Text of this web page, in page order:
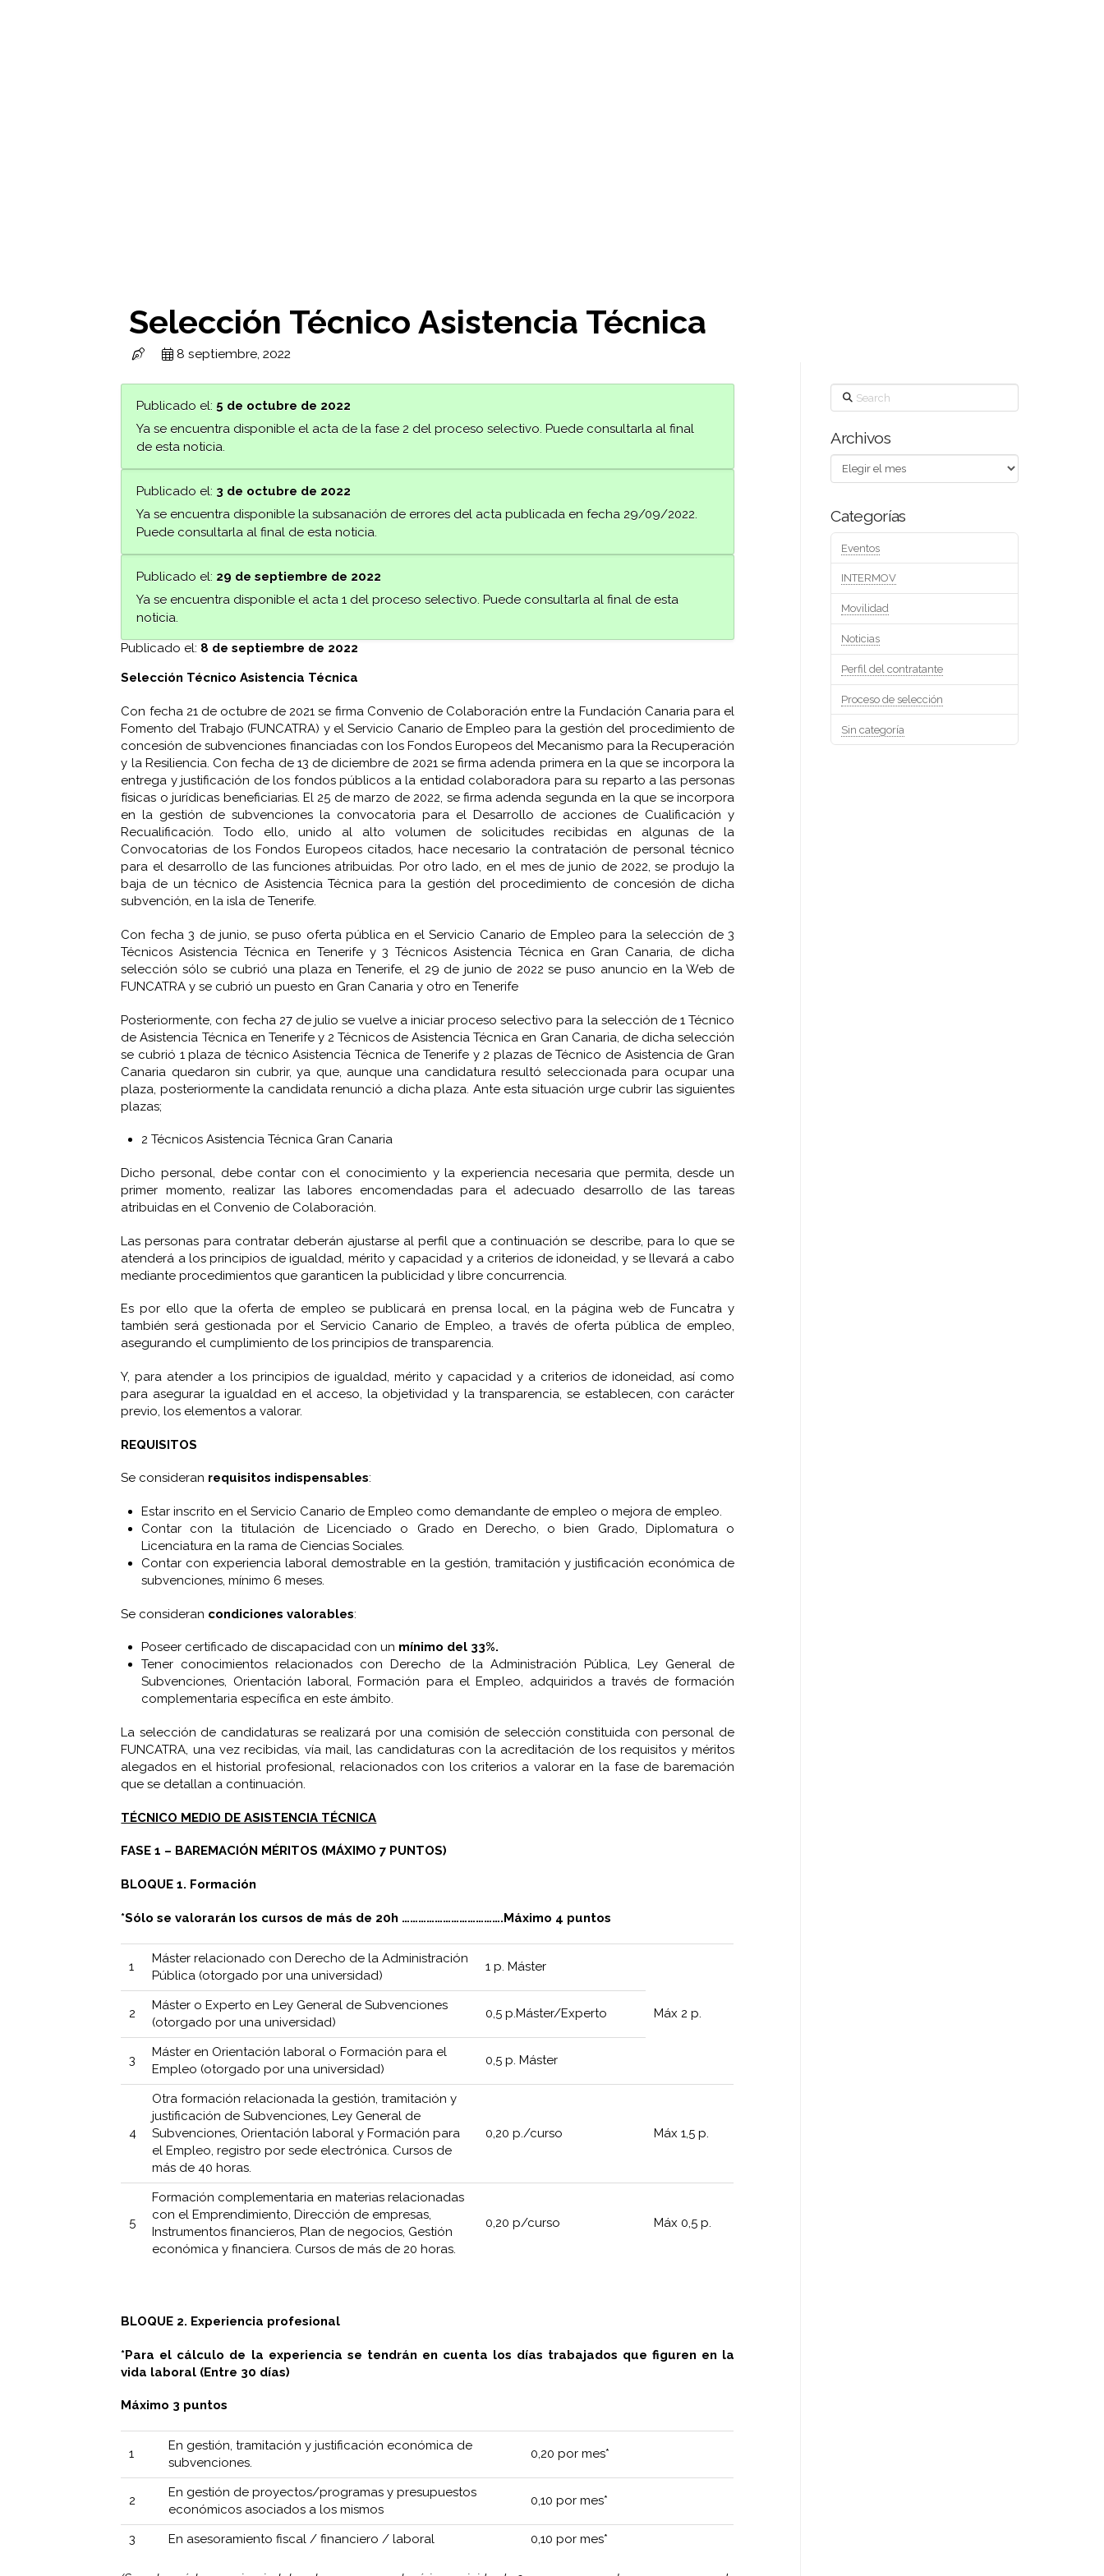
Selección Técnico Asistencia Técnica
8 septiembre, 2022
Publicado el: 5 de octubre de 2022
Ya se encuentra disponible el acta de la fase 2 del proceso selectivo. Puede consultarla al final
de esta noticia.
Publicado el: 3 de octubre de 2022
Ya se encuentra disponible la subsanación de errores del acta publicada en fecha 29/09/2022.
Puede consultarla al final de esta noticia.
Publicado el: 29 de septiembre de 2022
Ya se encuentra disponible el acta 1 del proceso selectivo. Puede consultarla al final de esta
noticia.
Publicado el: 8 de septiembre de 2022
Selección Técnico Asistencia Técnica
Con fecha 21 de octubre de 2021 se firma Convenio de Colaboración entre la Fundación Canaria para el
Fomento del Trabajo (FUNCATRA) y el Servicio Canario de Empleo para la gestión del procedimiento de
concesión de subvenciones financiadas con los Fondos Europeos del Mecanismo para la Recuperación
y la Resiliencia. Con fecha de 13 de diciembre de 2021 se firma adenda primera en la que se incorpora la
entrega y justificación de los fondos públicos a la entidad colaboradora para su reparto a las personas
físicas o jurídicas beneficiarias. El 25 de marzo de 2022, se firma adenda segunda en la que se incorpora
en la gestión de subvenciones la convocatoria para el Desarrollo de acciones de Cualificación y
Recualificación. Todo ello, unido al alto volumen de solicitudes recibidas en algunas de la
Convocatorias de los Fondos Europeos citados, hace necesario la contratación de personal técnico
para el desarrollo de las funciones atribuidas. Por otro lado, en el mes de junio de 2022, se produjo la
baja de un técnico de Asistencia Técnica para la gestión del procedimiento de concesión de dicha
subvención, en la isla de Tenerife.
Con fecha 3 de junio, se puso oferta pública en el Servicio Canario de Empleo para la selección de 3
Técnicos Asistencia Técnica en Tenerife y 3 Técnicos Asistencia Técnica en Gran Canaria, de dicha
selección sólo se cubrió una plaza en Tenerife, el 29 de junio de 2022 se puso anuncio en la Web de
FUNCATRA y se cubrió un puesto en Gran Canaria y otro en Tenerife
Posteriormente, con fecha 27 de julio se vuelve a iniciar proceso selectivo para la selección de 1 Técnico
de Asistencia Técnica en Tenerife y 2 Técnicos de Asistencia Técnica en Gran Canaria, de dicha selección
se cubrió 1 plaza de técnico Asistencia Técnica de Tenerife y 2 plazas de Técnico de Asistencia de Gran
Canaria quedaron sin cubrir, ya que, aunque una candidatura resultó seleccionada para ocupar una
plaza, posteriormente la candidata renunció a dicha plaza. Ante esta situación urge cubrir las siguientes
plazas;
2 Técnicos Asistencia Técnica Gran Canaria
Dicho personal, debe contar con el conocimiento y la experiencia necesaria que permita, desde un
primer momento, realizar las labores encomendadas para el adecuado desarrollo de las tareas
atribuidas en el Convenio de Colaboración.
Las personas para contratar deberán ajustarse al perfil que a continuación se describe, para lo que se
atenderá a los principios de igualdad, mérito y capacidad y a criterios de idoneidad, y se llevará a cabo
mediante procedimientos que garanticen la publicidad y libre concurrencia.
Es por ello que la oferta de empleo se publicará en prensa local, en la página web de Funcatra y
también será gestionada por el Servicio Canario de Empleo, a través de oferta pública de empleo,
asegurando el cumplimiento de los principios de transparencia.
Y, para atender a los principios de igualdad, mérito y capacidad y a criterios de idoneidad, así como
para asegurar la igualdad en el acceso, la objetividad y la transparencia, se establecen, con carácter
previo, los elementos a valorar.
REQUISITOS
Se consideran requisitos indispensables:
Estar inscrito en el Servicio Canario de Empleo como demandante de empleo o mejora de empleo.
Contar con la titulación de Licenciado o Grado en Derecho, o bien Grado, Diplomatura o
Licenciatura en la rama de Ciencias Sociales.
Contar con experiencia laboral demostrable en la gestión, tramitación y justificación económica de
subvenciones, mínimo 6 meses.
Se consideran condiciones valorables:
Poseer certificado de discapacidad con un mínimo del 33%.
Tener conocimientos relacionados con Derecho de la Administración Pública, Ley General de
Subvenciones, Orientación laboral, Formación para el Empleo, adquiridos a través de formación
complementaria específica en este ámbito.
La selección de candidaturas se realizará por una comisión de selección constituida con personal de
FUNCATRA, una vez recibidas, vía mail, las candidaturas con la acreditación de los requisitos y méritos
alegados en el historial profesional, relacionados con los criterios a valorar en la fase de baremación
que se detallan a continuación.
TÉCNICO MEDIO DE ASISTENCIA TÉCNICA
FASE 1 – BAREMACIÓN MÉRITOS (MÁXIMO 7 PUNTOS)
BLOQUE 1. Formación
*Sólo se valorarán los cursos de más de 20h ……………………………….Máximo 4 puntos
1
Máster relacionado con Derecho de la Administración
Pública (otorgado por una universidad)
1 p. Máster
Máx 2 p.
2
Máster o Experto en Ley General de Subvenciones
(otorgado por una universidad)
0,5 p.Máster/Experto
3
Máster en Orientación laboral o Formación para el
Empleo (otorgado por una universidad)
0,5 p. Máster
4
Otra formación relacionada la gestión, tramitación y
justificación de Subvenciones, Ley General de
Subvenciones, Orientación laboral y Formación para
el Empleo, registro por sede electrónica. Cursos de
más de 40 horas.
0,20 p./curso Máx 1,5 p.
5
Formación complementaria en materias relacionadas
con el Emprendimiento, Dirección de empresas,
Instrumentos financieros, Plan de negocios, Gestión
económica y financiera. Cursos de más de 20 horas.
0,20 p/curso Máx 0,5 p.
BLOQUE 2. Experiencia profesional
*Para el cálculo de la experiencia se tendrán en cuenta los días trabajados que figuren en la
vida laboral (Entre 30 días)
Máximo 3 puntos
1
En gestión, tramitación y justificación económica de
subvenciones.
0,20 por mes*
2
En gestión de proyectos/programas y presupuestos
económicos asociados a los mismos
0,10 por mes*
3 En asesoramiento fiscal / financiero / laboral 0,10 por mes*
Search
Archivos
Archivos
Categorías
Eventos
INTERMOV
Movilidad
Noticias
Perfil del contratante
Proceso de selección
Sin categoría